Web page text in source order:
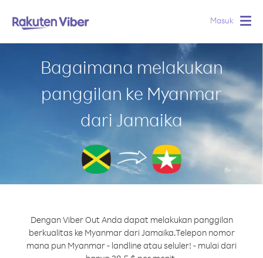
Masuk
Bagaimana melakukan
panggilan ke Myanmar
dari Jamaika
Dengan Viber Out Anda dapat melakukan panggilan
berkualitas ke Myanmar dari Jamaika.Telepon nomor
mana pun Myanmar - landline atau seluler! - mulai dari